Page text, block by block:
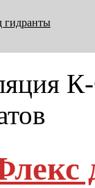
гидранты